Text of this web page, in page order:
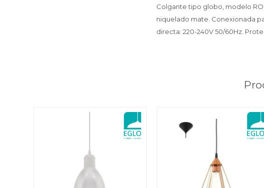
Colgante tipo globo, modelo
niquelado mate. Conexionada
directa: 220-240V 50/60Hz.